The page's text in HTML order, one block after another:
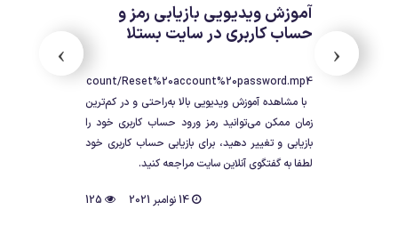
آموزش ویدیویی بازیابی رمز و
حساب کاربری در سایت بستلا
User%20account/Reset%20account%20password.mp4
با مشاهده آموزش ویدیویی بالا به‌راحتی و در کم‌ترین
زمان ممکن می‌توانید رمز ورود حساب کاربری خود را
بازیابی و تغییر دهید، برای بازیابی حساب کاربری خود
لطفا به گفتگوی آنلاین سایت مراجعه کنید.
‹
›